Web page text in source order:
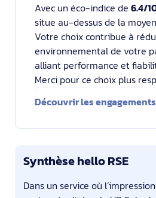
Avec un éco-indice de 6.4/
situe au-dessus de la
Votre choix contribue à
environnemental de votre
alliant performance et
Merci pour ce choix plus
Découvrir les
Synthèse hello RSE
Dans un service où